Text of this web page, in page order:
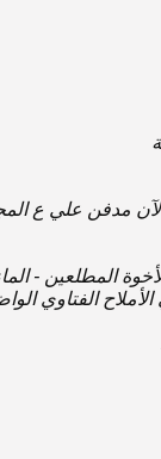
مدفن‌ ‌علي‌ ع‌